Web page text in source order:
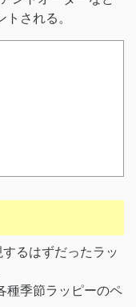
される。
るはずだったラッ
種季節ラッピーのペ